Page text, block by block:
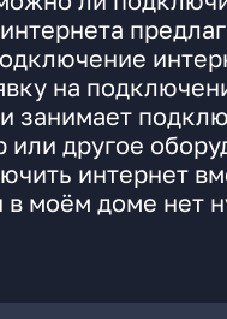
на
занимает
или другое
интернет
в моём доме нет